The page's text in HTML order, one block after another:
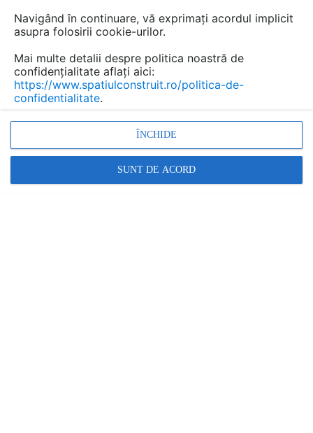
Navigând în continuare, vă exprimați acordul implicit
asupra folosirii cookie-urilor.
Mai multe detalii despre politica noastră de
confidențialitate aflați aici:
https://www.spatiulconstruit.ro/politica-de-
confidentialitate.
ÎNCHIDE
SUNT DE ACORD